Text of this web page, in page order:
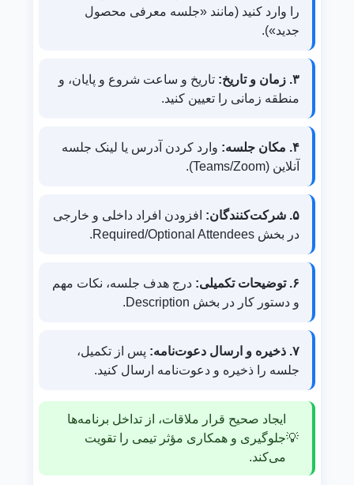
را وارد کنید (مانند «جلسه معرفی محصول
جدید»).
۳. زمان و تاریخ:
تاریخ و ساعت شروع و پایان، و
منطقه زمانی را تعیین کنید.
۴. مکان جلسه:
وارد کردن آدرس یا لینک جلسه
آنلاین (Teams/Zoom).
۵. شرکت‌کنندگان:
افزودن افراد داخلی و خارجی
در بخش Required/Optional Attendees.
۶. توضیحات تکمیلی:
درج هدف جلسه، نکات مهم
و دستور کار در بخش Description.
۷. ذخیره و ارسال دعوت‌نامه:
پس از تکمیل،
جلسه را ذخیره و دعوت‌نامه ارسال کنید.
💡
ایجاد صحیح قرار ملاقات، از تداخل برنامه‌ها
جلوگیری و همکاری مؤثر تیمی را تقویت
می‌کند.